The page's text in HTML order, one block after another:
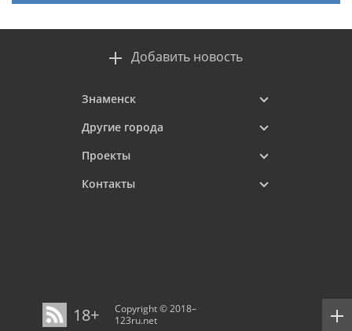
Добавить новость
Знаменск
Другие города
Проекты
Контакты
18+
Copyright © 2018–
123ru.net